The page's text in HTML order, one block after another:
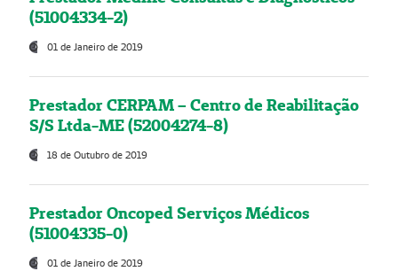
(51004334-2)
01 de Janeiro de 2019
Prestador CERPAM – Centro de Reabilitação
S/S Ltda-ME (52004274-8)
18 de Outubro de 2019
Prestador Oncoped Serviços Médicos
(51004335-0)
01 de Janeiro de 2019